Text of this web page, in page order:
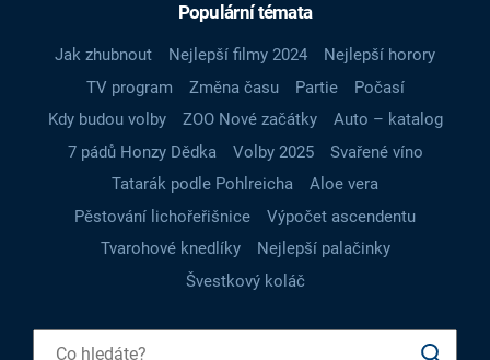
Populární témata
Jak zhubnout Nejlepší filmy 2024
Nejlepší horory
TV program
Změna času Partie
Počasí
Kdy budou volby
ZOO Nové začátky
Auto – katalog
7 pádů Honzy Dědka
Volby 2025
Svařené víno
Tatarák podle Pohlreicha
Aloe vera
Pěstování lichořeřišnice
Výpočet ascendentu
Tvarohové knedlíky
Nejlepší palačinky
Švestkový koláč